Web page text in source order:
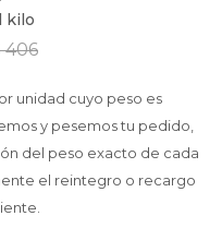
406
unidad cuyo peso es
y pesemos tu pedido,
del peso exacto de cada
el reintegro o recargo